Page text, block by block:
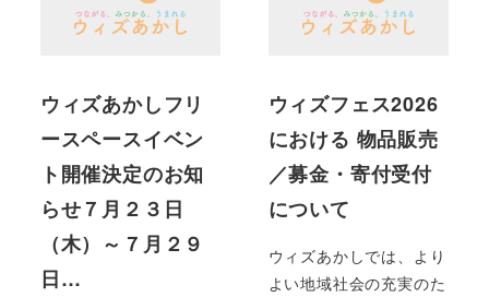
ウィズあかしフリ
ースペースイベン
ト開催決定のお知
らせ７月２３日
（木）～７月２９
日…
ウィズフェス2026
における 物品販売
／募金・寄付受付
について
ウィズあかしでは、より
よい地域社会の充実のた